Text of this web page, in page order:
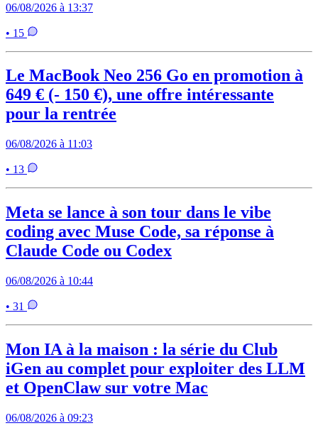
06/08/2026 à 13:37
• 15
Le MacBook Neo 256 Go en promotion à
649 € (- 150 €), une offre intéressante
pour la rentrée
06/08/2026 à 11:03
• 13
Meta se lance à son tour dans le vibe
coding avec Muse Code, sa réponse à
Claude Code ou Codex
06/08/2026 à 10:44
• 31
Mon IA à la maison : la série du Club
iGen au complet pour exploiter des LLM
et OpenClaw sur votre Mac
06/08/2026 à 09:23